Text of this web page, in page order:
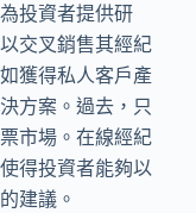
投資者提供研
交叉銷售其經紀
獲得私人客戶產
方案。過去，只
市場。在線經紀
得投資者能夠以
建議。